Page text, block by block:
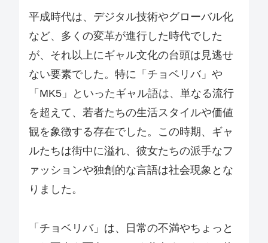
平成時代は、デジタル技術やグローバル化
など、多くの変革が進行した時代でした
が、それ以上にギャル文化の台頭は見逃せ
ない要素でした。特に「チョベリバ」や
「MK5」といったギャル語は、単なる流行
を超えて、若者たちの生活スタイルや価値
観を象徴する存在でした。この時期、ギャ
ルたちは街中に溢れ、彼女たちの派手なフ
ァッションや独創的な言語は社会現象とな
りました。
「チョベリバ」は、日常の不満やちょっと